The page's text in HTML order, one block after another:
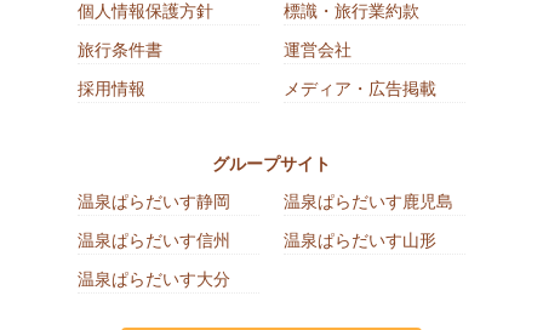
個人情報保護方針
標識・旅行業約款
旅行条件書
運営会社
採用情報
メディア・広告掲載
グループサイト
温泉ぱらだいす静岡
温泉ぱらだいす鹿児島
温泉ぱらだいす信州
温泉ぱらだいす山形
温泉ぱらだいす大分